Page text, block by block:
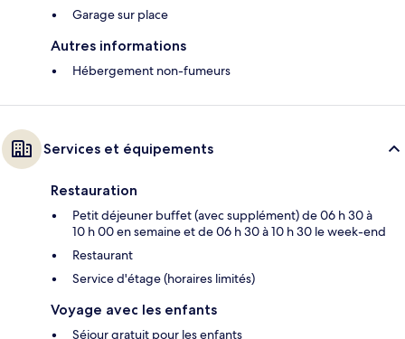
Garage sur place
Autres informations
Hébergement non-fumeurs
Services et équipements
Restauration
Petit déjeuner buffet (avec supplément) de 06 h 30 à
10 h 00 en semaine et de 06 h 30 à 10 h 30 le week-end
Restaurant
Service d'étage (horaires limités)
Voyage avec les enfants
Séjour gratuit pour les enfants